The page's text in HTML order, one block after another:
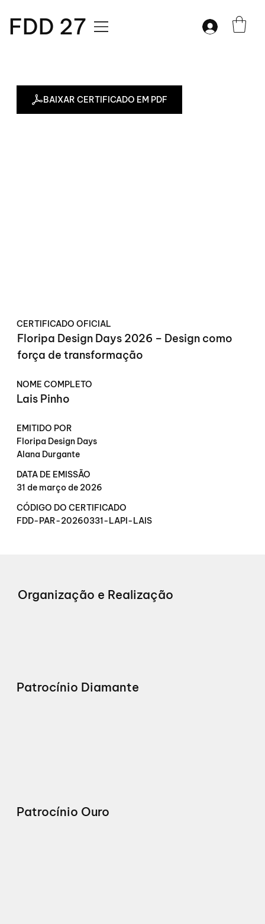
FDD 27
BAIXAR CERTIFICADO EM PDF
CERTIFICADO OFICIAL
Floripa Design Days 2026 – Design como
força de transformação
NOME COMPLETO
Lais Pinho
DATA DE EMISSÃO
31 de março de 2026
EMITIDO POR
Floripa Design Days
Alana Durgante
CÓDIGO DO CERTIFICADO
FDD-PAR-20260331-LAPI-LAIS
Organização e Realização
Patrocínio Diamante
Patrocínio Ouro